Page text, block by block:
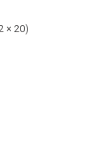
× 20)